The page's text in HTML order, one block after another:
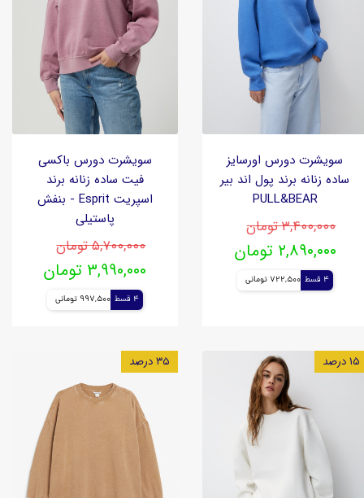
سویشرت دورس اورسایز
ساده زنانه برند پول اند بیر
PULL&BEAR
۳,۴۰۰,۰۰۰ تومان
۲,۸۹۰,۰۰۰ تومان
4 قسط 722,500 تومانی
سویشرت دورس باکسی
فیت ساده زنانه برند
اسپریت Esprit - بنفش
پاستیلی
۵,۷۰۰,۰۰۰ تومان
۳,۹۹۰,۰۰۰ تومان
4 قسط 997,500 تومانی
۱۵ درصد ۳۵ درصد